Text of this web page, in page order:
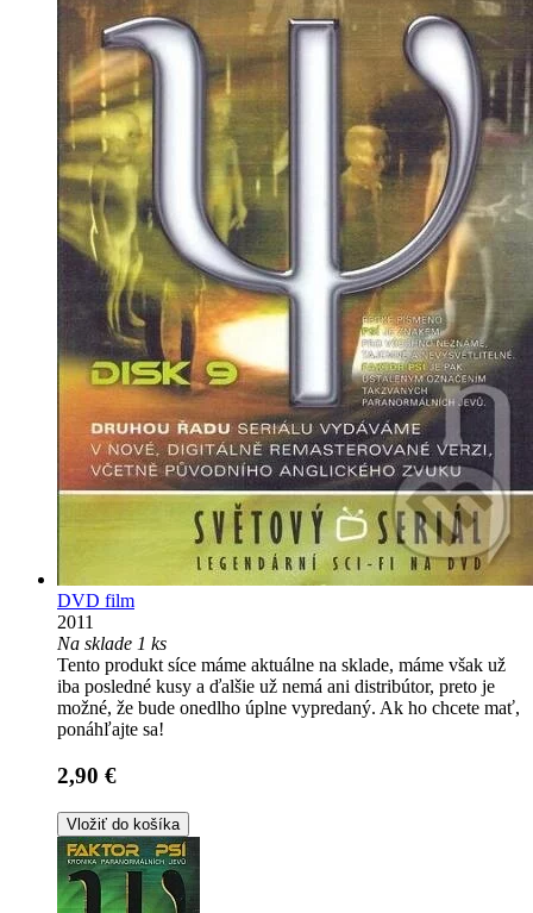
DVD film
2011
Na sklade 1 ks
Tento produkt síce máme aktuálne na sklade, máme však už
iba posledné kusy a ďalšie už nemá ani distribútor, preto je
možné, že bude onedlho úplne vypredaný. Ak ho chcete mať,
ponáhľajte sa!
2,90 €
Vložiť do košíka